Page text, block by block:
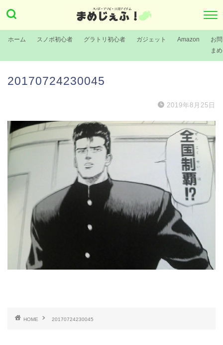
ホーム スノボ初心者 グラトリ初心者 ガジェット Amazon
お
ま
20170724230045
2019年8月25日
HOME 20170724230045